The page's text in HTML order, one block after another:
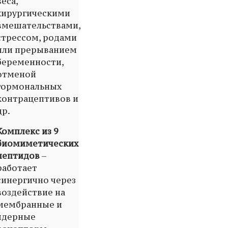
родами
прерыванием
и
из 9
–
через
на
и